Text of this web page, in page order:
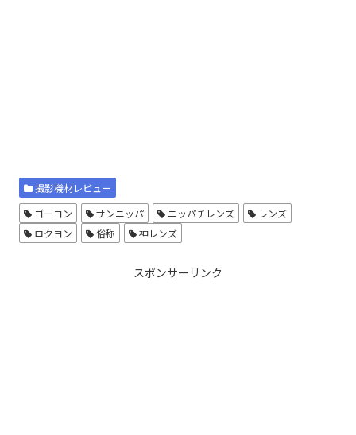
撮影機材レビュー
ゴーヨン
サンニッパ ニッパチレンズ
レンズ
ロクヨン
俗称 神レンズ
スポンサーリンク